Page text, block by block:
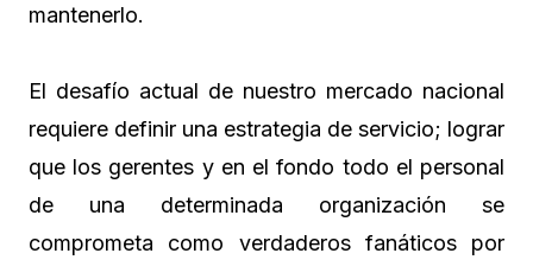
mantenerlo.
El desafío actual de nuestro mercado nacional
requiere definir una estrategia de servicio; lograr
que los gerentes y en el fondo todo el personal
de una determinada organización se
comprometa como verdaderos fanáticos por